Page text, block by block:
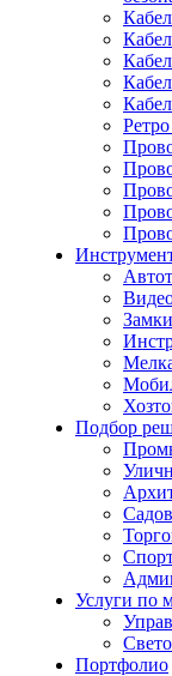
Замки
Подбор
Услуги по
Портфолио